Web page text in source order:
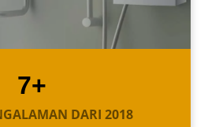
7+
DARI 2018